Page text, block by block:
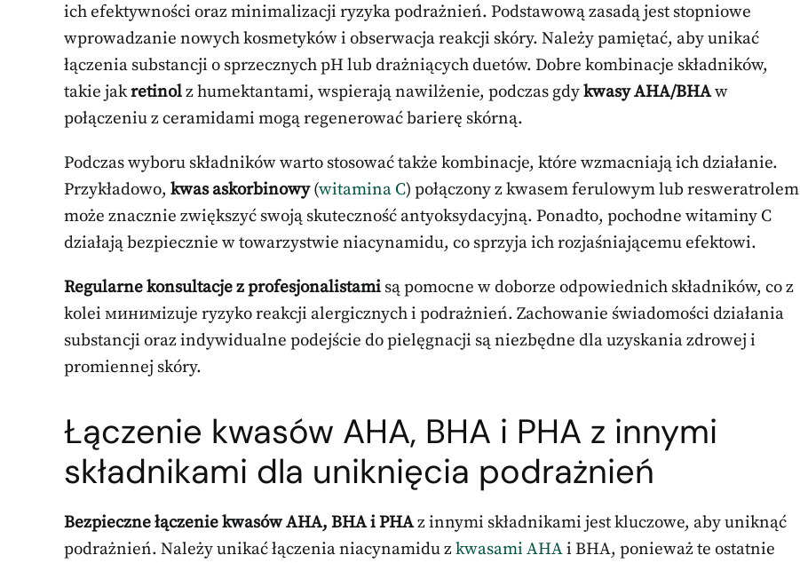
ich efektywności oraz minimalizacji ryzyka podrażnień. Podstawową zasadą jest stopniowe
wprowadzanie nowych kosmetyków i obserwacja reakcji skóry. Należy pamiętać, aby unikać
łączenia substancji o sprzecznych pH lub drażniących duetów. Dobre kombinacje składników,
takie jakretinolz humektantami, wspierają nawilżenie, podczas gdykwasy AHA/BHAw
połączeniu z ceramidami mogą regenerować barierę skórną.
Podczas wyboru składników warto stosować także kombinacje, które wzmacniają ich działanie.
Przykładowo, kwas askorbinowy(witamina C) połączony z kwasem ferulowym lub resweratrolem
może znacznie zwiększyć swoją skuteczność antyoksydacyjną. Ponadto, pochodne witaminy C
działają bezpiecznie w towarzystwie niacynamidu, co sprzyja ich rozjaśniającemu efektowi.
Regularne konsultacje z profesjonalistami są pomocne w doborze odpowiednich składników, co z
kolei минимizuje ryzyko reakcji alergicznych i podrażnień. Zachowanie świadomości działania
substancji oraz indywidualne podejście do pielęgnacji są niezbędne dla uzyskania zdrowej i
promiennej skóry.
Łączenie kwasów AHA, BHA i PHA z innymi
składnikami dla uniknięcia podrażnień
Bezpieczne łączenie kwasów AHA, BHA i PHAz innymi składnikami jest kluczowe, aby uniknąć
podrażnień. Należy unikać łączenia niacynamidu zkwasami AHAi BHA, ponieważ te ostatnie